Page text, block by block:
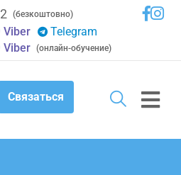
(безкоштовно)
Viber Telegram
Viber (онлайн-обучение)
Связаться